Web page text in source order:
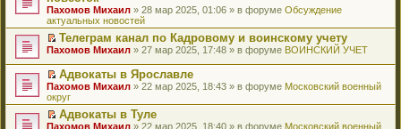
ю
щ
е
н
и
ю
о
о
б
щ
е
н
и
ю
о
м
у
с
о
б
щ
е
н
и
ю
а
н
н
м
у
с
о
о
б
щ
о
ч
и
а
н
н
о
м
у
с
о
н
е
п
о
и
т
а
н
н
о
в
о
м
у
н
п
р
о
ч
и
т
п
е
р
о
м
у
н
е
п
р
е
р
е
й
т
к
п
е
р
в
о
Пахомов Михаил » 28 мар 2025, 01:06 » в форуме Обсуждение
актуальных новостей
П
р
е
й
т
и
к
Телеграм канал по Кадровому и воинскому учету
Пахомов Михаил » 27 мар 2025, 17:48 » в форуме ВОИНСКИЙ УЧЕТ
П
е
р
е
й
Адвокаты в Ярославле
Пахомов Михаил » 22 мар 2025, 18:43 » в форуме Московский военный
округ
П
Адвокаты в Туле
Пахомов Михаил » 22 мар 2025, 18:40 » в форуме Московский военный